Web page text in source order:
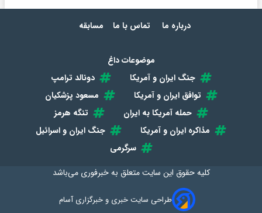
درباره ما تماس با ما مسابقه
موضوعات داغ
جنگ ایران و آمریکا
دونالد ترامپ
توافق ایران و آمریکا
مسعود پزشکیان
حمله آمریکا به ایران
تنگه هرمز
مذاکره ایران و آمریکا
جنگ ایران و اسرائیل
سرگرمی
کلیه حقوق این سایت متعلق بهخبرفوری می‌باشد
طراحی سایت خبری و خبرگزاری آسام